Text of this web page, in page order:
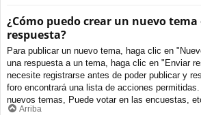
¿Cómo puedo crear un nuevo
respuesta?
Para publicar un nuevo tema, haga clic en
una respuesta a un tema, haga clic en "Enviar
necesite registrarse antes de poder publicar y
foro encontrará una lista de acciones
nuevos temas, Puede votar en las encuestas,
Arriba